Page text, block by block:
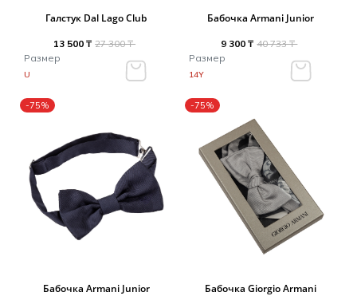
Туники
Трикотаж
Шорты
Юбки
Шорты
Футболки /
Рубашки /
Спортивная
Юбка
Футболки /
Шорты
Галстук Dal Lago Club
13 500 ₸ 27 300 ₸
Размер
U
Бабочка Armani Junior
9 300 ₸ 40 733 ₸
Размер
14Y
-75%
Бабочка Armani Junior
-75%
Бабочка Giorgio Armani